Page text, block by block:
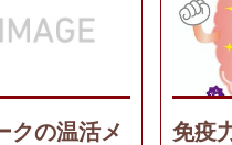
クの温活メ
免疫